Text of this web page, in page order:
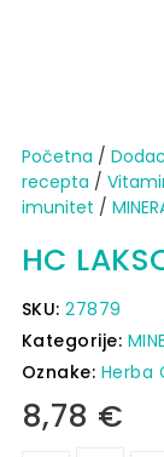
Početna /
recepta /
imunitet /
HC
SKU:27879
Kategorije:
Oznake: Herba
8,78 €